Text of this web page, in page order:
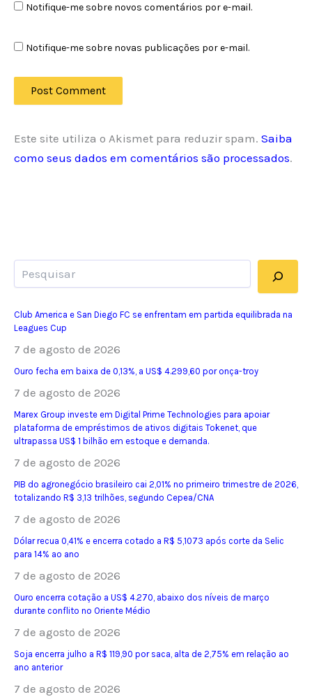
Notifique-me sobre novos comentários por e-mail.
Notifique-me sobre novas publicações por e-mail.
Este site utiliza o Akismet para reduzir spam. Saiba
como seus dados em comentários são processados.
Club America e San Diego FC se enfrentam em partida equilibrada na
Leagues Cup
7 de agosto de 2026
Ouro fecha em baixa de 0,13%, a US$ 4.299,60 por onça-troy
7 de agosto de 2026
Marex Group investe em Digital Prime Technologies para apoiar
plataforma de empréstimos de ativos digitais Tokenet, que
ultrapassa US$ 1 bilhão em estoque e demanda.
7 de agosto de 2026
PIB do agronegócio brasileiro cai 2,01% no primeiro trimestre de 2026,
totalizando R$ 3,13 trilhões, segundo Cepea/CNA
7 de agosto de 2026
Dólar recua 0,41% e encerra cotado a R$ 5,1073 após corte da Selic
para 14% ao ano
7 de agosto de 2026
Ouro encerra cotação a US$ 4.270, abaixo dos níveis de março
durante conflito no Oriente Médio
7 de agosto de 2026
Soja encerra julho a R$ 119,90 por saca, alta de 2,75% em relação ao
ano anterior
7 de agosto de 2026